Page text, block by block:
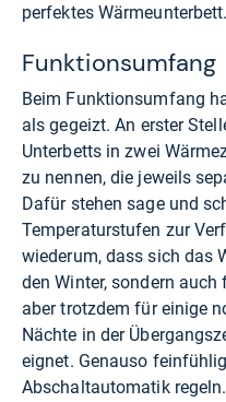
perfektes Wärmeunterbett.
Funktionsumfang
Beim Funktionsumfang
als gegeizt. An erster
Unterbetts in zwei
zu nennen, die jeweils
Dafür stehen sage und
Temperaturstufen zur
wiederum, dass sich das
den Winter, sondern
aber trotzdem für einige
Nächte in der
eignet. Genauso
Abschaltautomatik